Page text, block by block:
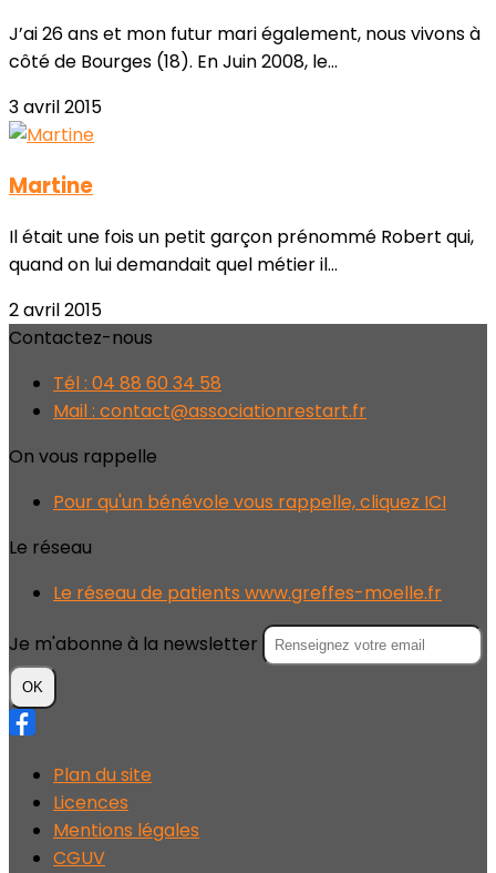
J’ai 26 ans et mon futur mari également, nous vivons à
côté de Bourges (18). En Juin 2008, le...
3 avril 2015
Martine
Il était une fois un petit garçon prénommé Robert qui,
quand on lui demandait quel métier il...
2 avril 2015
Contactez-nous
Tél : 04 88 60 34 58
Mail : contact@associationrestart.fr
On vous rappelle
Pour qu'un bénévole vous rappelle, cliquez ICI
Le réseau
Le réseau de patients www.greffes-moelle.fr
Je m'abonne à la newsletter
OK
Plan du site
Licences
Mentions légales
CGUV